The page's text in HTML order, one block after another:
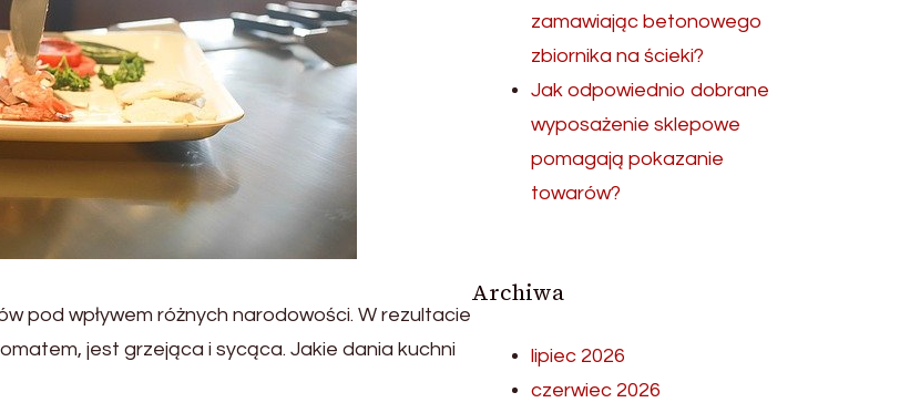
pod wpływem różnych narodowości. W rezultacie
jest grzejąca i sycąca. Jakie dania kuchni
zamawiając betonowego
zbiornika na ścieki?
Jak odpowiednio dobrane
wyposażenie sklepowe
pomagają pokazanie
towarów?
Archiwa
lipiec 2026
czerwiec 2026